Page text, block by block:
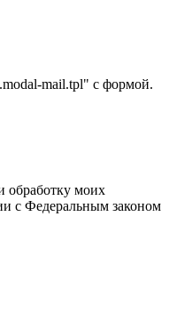
mail.tpl" с формой.
обработку моих
с Федеральным законом